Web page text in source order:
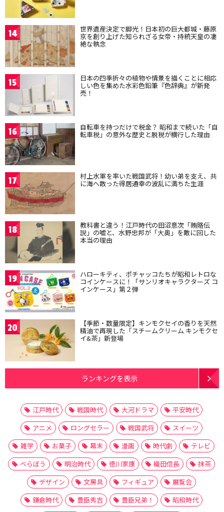
14 世界遺産決定で脚光！日本初の巨大都城・藤原
京を創り上げた知られざる女帝・持統天皇の凄
絶な執念
15 日本の四季折々の植物や情景を描くことに相応
しい色を集めた水彩色鉛筆『色辞典』が新発
売！
16 自転車を持つだけで税金？ 昭和まで続いた「自
転車税」の意外な歴史と脱税が横行した理由
17 村上水軍を率いた戦国武将！幼い弟を支え、共
に海へ散った得居通幸の波乱に満ちた生涯
18 教科書と違う！江戸時代の田沼意次「賄賂伝
説」の嘘と、水野忠邦が「大奥」を敵に回した
本当の理由
19 ハローキティ、ポチャッコたちが昭和レトロな
コインケースに！「サンリオキャラクターズ コ
インケース」第２弾
20 【季節・数量限定】キンモクセイの香りを天然
精油で再現した「スチームクリーム キンモクセ
イ&茶」新登場
ランキングを表示
江戸時代 戦国時代 大河ドラマ
平安時代
アニメ
ロングセラー 戦国武将
スイーツ
雑学
お菓子 幕末 漫画 時代劇
テレビ
べらぼう
明治時代 徳川家康 織田信長
抹茶
デザイン
文房具 フィギュア
展覧会
鎌倉時代
豊臣秀吉 豊臣兄弟！
昭和時代